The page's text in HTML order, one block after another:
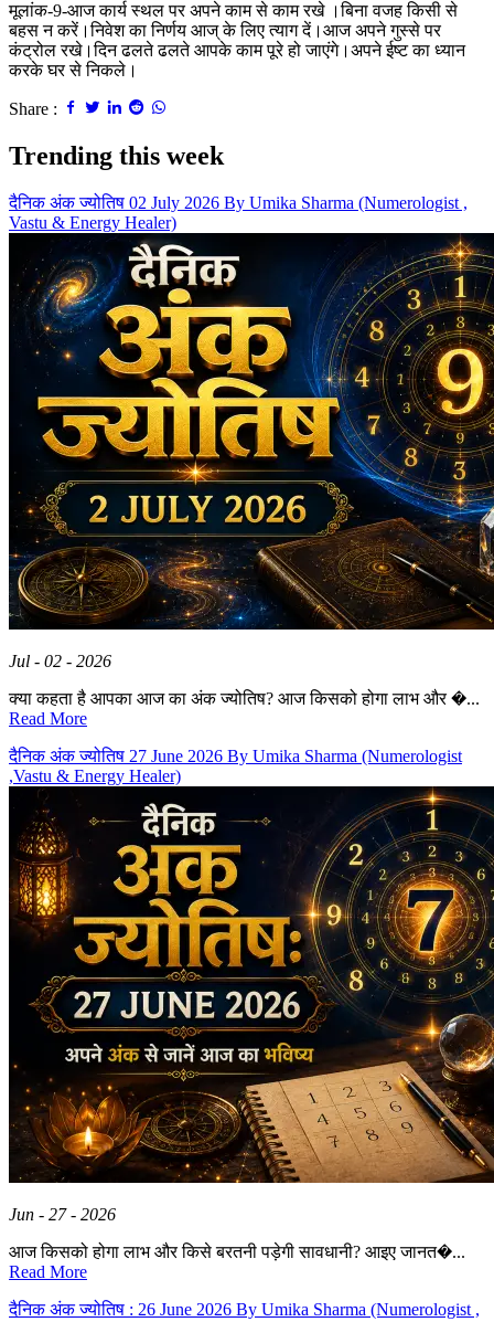
मूलांक-9-आज कार्य स्थल पर अपने काम से काम रखे ।बिना वजह किसी से
बहस न करें।निवेश का निर्णय आज् के लिए त्याग दें।आज अपने गुस्से पर
कंट्रोल रखे।दिन ढलते ढलते आपके काम पूरे हो जाएंगे।अपने ईष्ट का ध्यान
करके घर से निकले।
Share :
Trending this week
दैनिक अंक ज्योतिष 02 July 2026 By Umika Sharma (Numerologist ,
Vastu & Energy Healer)
Jul - 02 - 2026
क्या कहता है आपका आज का अंक ज्योतिष? आज किसको होगा लाभ और �...
Read More
दैनिक अंक ज्योतिष 27 June 2026 By Umika Sharma (Numerologist
,Vastu & Energy Healer)
Jun - 27 - 2026
आज किसको होगा लाभ और किसे बरतनी पड़ेगी सावधानी? आइए जानत�...
Read More
दैनिक अंक ज्योतिष : 26 June 2026 By Umika Sharma (Numerologist ,